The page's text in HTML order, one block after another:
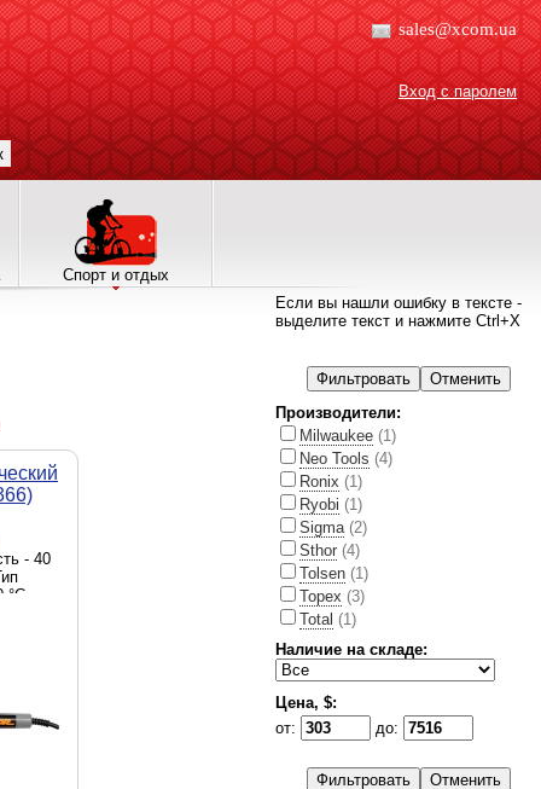
sales@xcom.ua
Вход с паролем
Спорт и отдых
- 40
°C
Если вы нашли ошибку в тексте -
выделите текст и нажмите Ctrl+X
Производители:
Milwaukee (1)
Neo Tools (4)
Ronix (1)
Ryobi (1)
Sigma (2)
Sthor (4)
Tolsen (1)
Topex (3)
Total (1)
Наличие на складе:
Цена, $:
от:
до: